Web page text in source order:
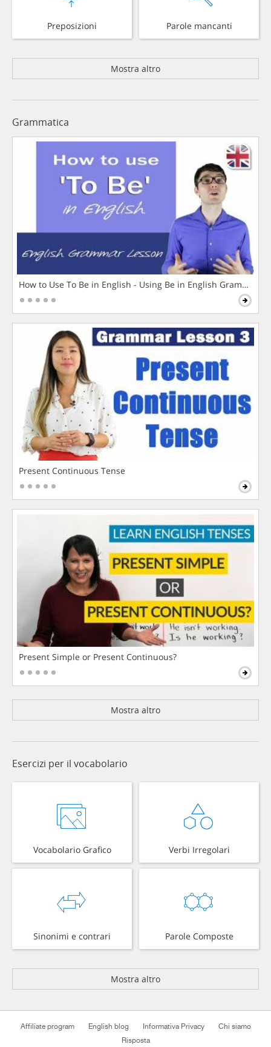
Preposizioni Parole mancanti
Mostra altro
Grammatica
How to Use To Be in English - Using Be in English Grammar
Present Continuous Tense
Present Simple or Present Continuous?
Mostra altro
Esercizi per il vocabolario
Vocabolario Grafico Verbi Irregolari
Sinonimi e contrari Parole Composte
Mostra altro
Affiliate program English blog Informativa Privacy
Chi siamo
Risposta